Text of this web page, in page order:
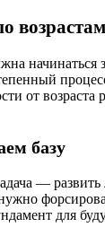
возрастам
начинаться
от возраста
базу
—
для